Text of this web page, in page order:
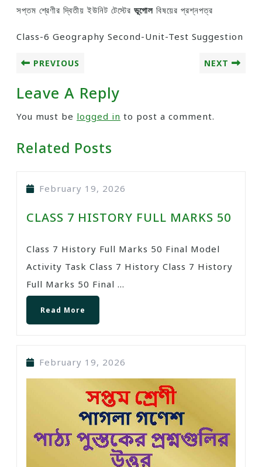
সপ্তম শ্রেণীর দ্বিতীয় ইউনিট টেস্টের ভূগোল বিষয়ের প্রশ্নপত্র
Class-6 Geography Second-Unit-Test Suggestion
PREVIOUS NEXT
Leave A Reply
You must be logged in to post a comment.
Related Posts
February 19, 2026
CLASS 7 HISTORY FULL MARKS 50
Class 7 History Full Marks 50 Final Model
Activity Task Class 7 History Class 7 History
Full Marks 50 Final ...
Read More
February 19, 2026